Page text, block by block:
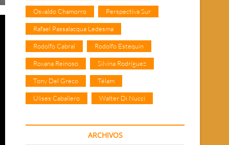
Osvaldo Chamorro Perspectiva Sur
Rafael Passalacqua Ledesma
Rodolfo Cabral Rodolfo Estequin
Roxana Reinoso Silvina Rodríguez
Tony Del Greco Télam
Ulises Caballero Walter Di Nucci
ARCHIVOS